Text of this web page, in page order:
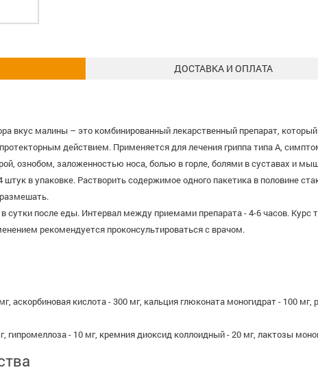
ДОСТАВКА И ОПЛАТА
вкус малины – это комбинированный лекарственный препарат,
действием. Применяется для лечения гриппа типа А,
ознобом, заложенностью носа, болью в горле, болями в суставах и
в упаковке. Растворить содержимое одного пакетика в половине
сутки после еды. Интервал между приемами препарата - 4-6 часов.
рекомендуется проконсультироваться с врачом.
аскорбиновая кислота - 300 мг, кальция глюконата моногидрат - 100
гипромеллоза - 10 мг, кремния диоксид коллоидный - 20 мг, лактозы